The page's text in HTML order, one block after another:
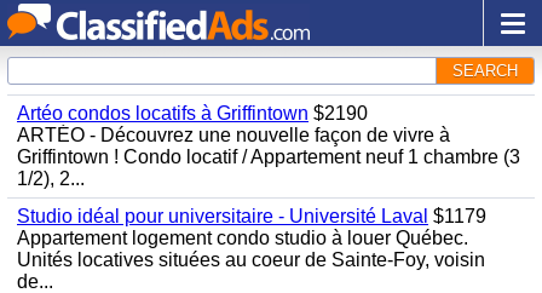
SEARCH
Artéo condos locatifs à Griffintown $2190
ARTÉO - Découvrez une nouvelle façon de vivre à
Griffintown ! Condo locatif / Appartement neuf 1 chambre (3
1/2), 2...
Studio idéal pour universitaire - Université Laval $1179
Appartement logement condo studio à louer Québec.
Unités locatives situées au coeur de Sainte-Foy, voisin
de...